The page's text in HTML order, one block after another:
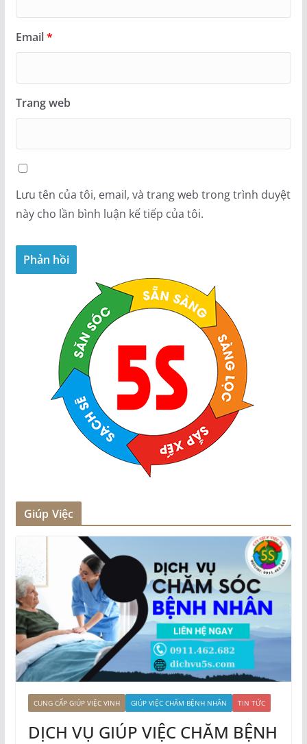
Email*
Trang web
Lưu tên của tôi, email, và trang web trong trình duyệt
này cho lần bình luận kế tiếp của tôi.
Giúp Việc
CUNG CẤP GIÚP VIỆC VINH GIÚP VIỆC CHĂM BỆNH NHÂN TIN TỨC
DỊCH VỤ GIÚP VIỆC CHĂM BỆNH